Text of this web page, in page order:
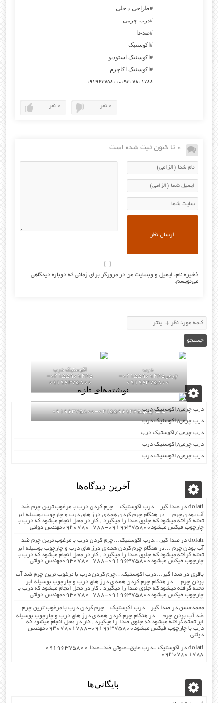
#طراحی-داخلی
#درب-چرمی
#ضد-دا
#اکوستیک
#اکوستیک-استودیو
#اکوستیک-اکاچرم
۰۹۱۹۶۳۷۵۸۰۰-۰۹۳۰۷۸۰۱۷۸۸
0 نفر 0 نفر
0 تا کنون ثبت شده است
ذخیره نام، ایمیل و وبسایت من در مرورگر برای زمانی که دوباره دیدگاهی
می‌نویسم.
درب
چرمی02155969245-
09196375800
اکوستیک درب
02155969245-
09196375800
درب چرمی02155969245-09196375800
نوشته‌های تازه
درب چرمی/اکوستیک درب
درب چرمی/اکوستیک درب
درب چرمی /اکوستیک درب
درب چرمی/اکوستیک درب
درب چرمی/اکوستیک درب
آخرین دیدگاه‌ها
dolati درصدا گیر…درب اکوستیک…چرم کردن درب با مرغوب ترین چرم ضد
آب بودن چرم …در هنگام چرم کردن همه ی درز های درب و چارچوب بوسیله ابر
تخته گرفته میشود که جلوی صدا را میگیرد . کار در محل انجام میشود که درب با
چارچوب فیکس میشود۰۹۱۹۶۳۷۵۸۰۰-۰۹۳۰۷۸۰۱۷۸۸مهندس دولتی
dolati درصدا گیر…درب اکوستیک…چرم کردن درب با مرغوب ترین چرم ضد
آب بودن چرم …در هنگام چرم کردن همه ی درز های درب و چارچوب بوسیله ابر
تخته گرفته میشود که جلوی صدا را میگیرد . کار در محل انجام میشود که درب با
چارچوب فیکس میشود۰۹۱۹۶۳۷۵۸۰۰-۰۹۳۰۷۸۰۱۷۸۸مهندس دولتی
باقری درصدا گیر…درب اکوستیک…چرم کردن درب با مرغوب ترین چرم ضد آب
بودن چرم …در هنگام چرم کردن همه ی درز های درب و چارچوب بوسیله ابر
تخته گرفته میشود که جلوی صدا را میگیرد . کار در محل انجام میشود که درب با
چارچوب فیکس میشود۰۹۱۹۶۳۷۵۸۰۰-۰۹۳۰۷۸۰۱۷۸۸مهندس دولتی
محمدحسن درصدا گیر…درب اکوستیک…چرم کردن درب با مرغوب ترین چرم
ضد آب بودن چرم …در هنگام چرم کردن همه ی درز های درب و چارچوب بوسیله
ابر تخته گرفته میشود که جلوی صدا را میگیرد . کار در محل انجام میشود که
درب با چارچوب فیکس میشود۰۹۱۹۶۳۷۵۸۰۰-۰۹۳۰۷۸۰۱۷۸۸مهندس
دولتی
dolati در
اکوستیک -درب عایق-صوتی ضد-صدا ۰۹۱۹۶۳۷۵۸۰۰
۰۹۳۰۷۸۰۱۷۸۸
بایگانی‌ها